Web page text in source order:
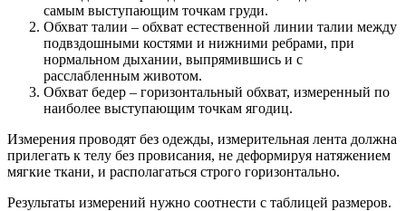
самым выступающим точкам груди.
Обхват талии – обхват естественной линии талии между
подвздошными костями и нижними ребрами, при
нормальном дыхании, выпрямившись и с
расслабленным животом.
Обхват бедер – горизонтальный обхват, измеренный по
наиболее выступающим точкам ягодиц.
Измерения проводят без одежды, измерительная лента должна
прилегать к телу без провисания, не деформируя натяжением
мягкие ткани, и располагаться строго горизонтально.
Результаты измерений нужно соотнести с таблицей размеров.